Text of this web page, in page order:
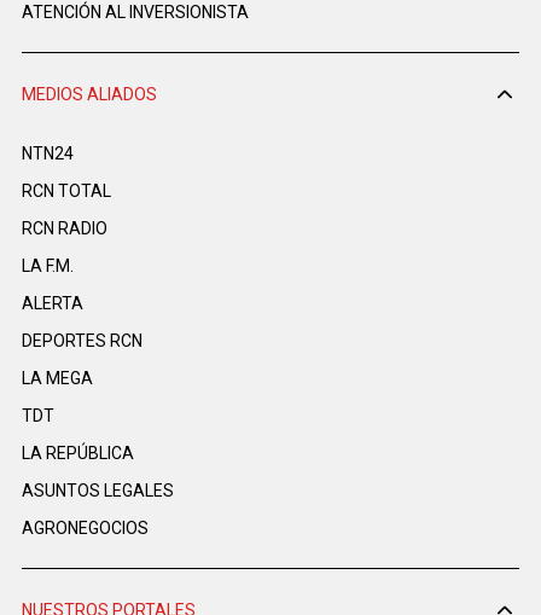
ATENCIÓN AL INVERSIONISTA
MEDIOS ALIADOS
NTN24
RCN TOTAL
RCN RADIO
LA F.M.
ALERTA
DEPORTES RCN
LA MEGA
TDT
LA REPÚBLICA
ASUNTOS LEGALES
AGRONEGOCIOS
NUESTROS PORTALES